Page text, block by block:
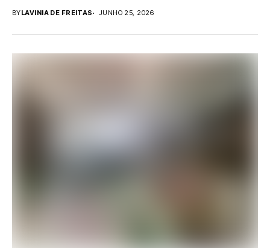
BYLAVINIA DE FREITAS JUNHO 25, 2026